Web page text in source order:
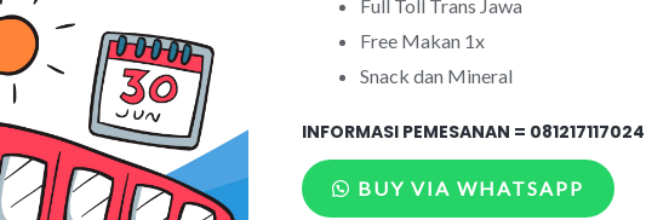
Full Toll Trans Jawa
Free Makan 1x
Snack dan Mineral
INFORMASI PEMESANAN = 081217117024
BUY VIA WHATSAPP